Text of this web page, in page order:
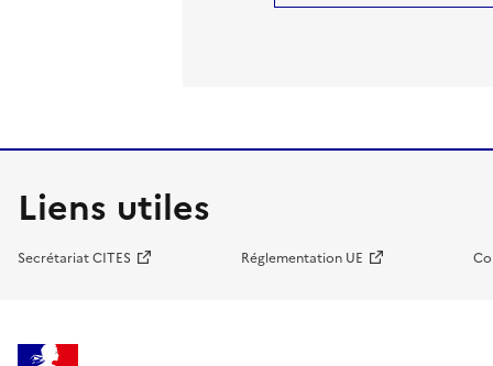
Liens utiles
Secrétariat CITES Réglementation UE